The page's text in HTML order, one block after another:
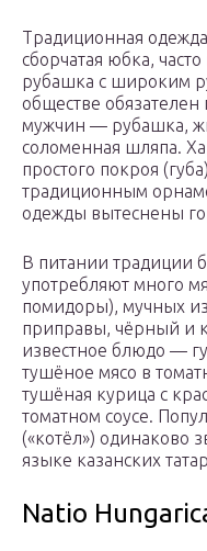
Традиционная
сборчатая юбка,
рубашка с широким
обществе обязателен
мужчин — рубашка,
соломенная шляпа.
простого покроя
традиционным
одежды вытеснены
В питании традиции
употребляют много
помидоры), мучных
приправы, чёрный и
известное блюдо —
тушёное мясо в
тушёная курица с
томатном соусе.
(«котёл») одинаково
языке казанских
Natio